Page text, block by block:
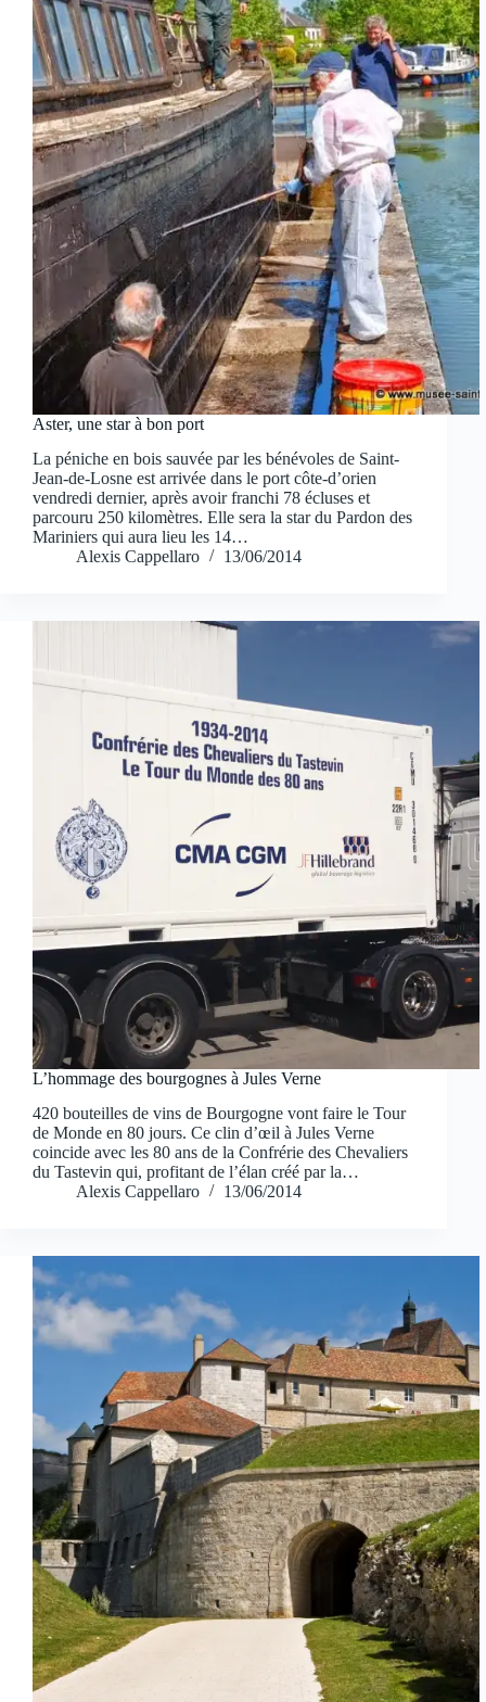
Aster, une star à bon port
La péniche en bois sauvée par les bénévoles de Saint-
Jean-de-Losne est arrivée dans le port côte-d’orien
vendredi dernier, après avoir franchi 78 écluses et
parcouru 250 kilomètres. Elle sera la star du Pardon des
Mariniers qui aura lieu les 14…
Alexis Cappellaro
13/06/2014
L’hommage des bourgognes à Jules Verne
420 bouteilles de vins de Bourgogne vont faire le Tour
de Monde en 80 jours. Ce clin d’œil à Jules Verne
coincide avec les 80 ans de la Confrérie des Chevaliers
du Tastevin qui, profitant de l’élan créé par la…
Alexis Cappellaro
13/06/2014